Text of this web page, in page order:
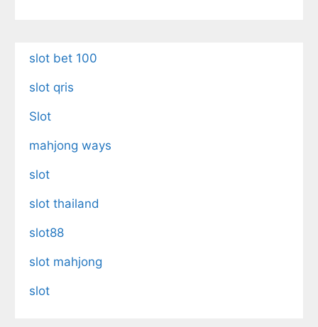
slot bet 100
slot qris
Slot
mahjong ways
slot
slot thailand
slot88
slot mahjong
slot